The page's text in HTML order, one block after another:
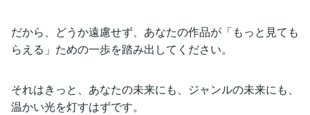
だから、どうか遠慮せず、あなたの作品が「もっと見ても
らえる」ための一歩を踏み出してください。
それはきっと、あなたの未来にも、ジャンルの未来にも、
温かい光を灯すはずです。